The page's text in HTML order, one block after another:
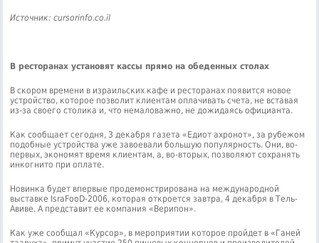
Источник: cursorinfo.co.il
В ресторанах установят кассы прямо на обеденных столах
В скором времени в израильских кафе и ресторанах появится новое
устройство, которое позволит клиентам оплачивать счета, не вставая
из-за своего столика и, что немаловажно, не дожидаясь официанта.
Как сообщает сегодня, 3 декабря газета «Едиот ахронот», за рубежом
подобные устройства уже завоевали большую популярность. Они, во-
первых, экономят время клиентам, а, во-вторых, позволяют сохранять
инкогнито при оплате.
Новинка будет впервые продемонстрирована на международной
выставке IsraFooD-2006, которая откроется завтра, 4 декабря в Тель-
Авиве. А представит ее компания «Верипон».
Как уже сообщал «Курсор», в мероприятии которое пройдет в «Ганей